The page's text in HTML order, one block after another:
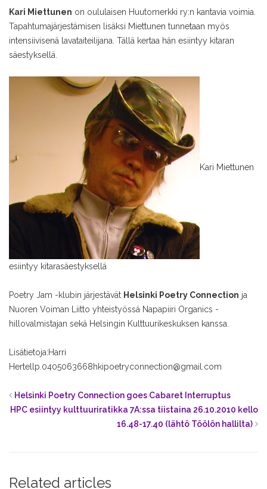
Kari Miettunen on oululaisen Huutomerkki ry:n kantavia voimia.
Tapahtumajärjestämisen lisäksi Miettunen tunnetaan myös
intensiivisenä lavataiteilijana. Tällä kertaa hän esiintyy kitaran
säestyksellä.
Kari Miettunen
esiintyy kitarasäestyksellä
Poetry Jam -klubin järjestävät Helsinki Poetry Connection ja
Nuoren Voiman Liitto yhteistyössä Napapiiri Organics -
hillovalmistajan sekä Helsingin Kulttuurikeskuksen kanssa.
Lisätietoja:Harri
Hertell p.0405063668hkipoetryconnection@gmail.com
Helsinki Poetry Connection goes Cabaret Interruptus
HPC esiintyy kulttuuriratikka 7A:ssa tiistaina 26.10.2010 kello
16.48-17.40 (lähtö Töölön hallilta)
Related articles